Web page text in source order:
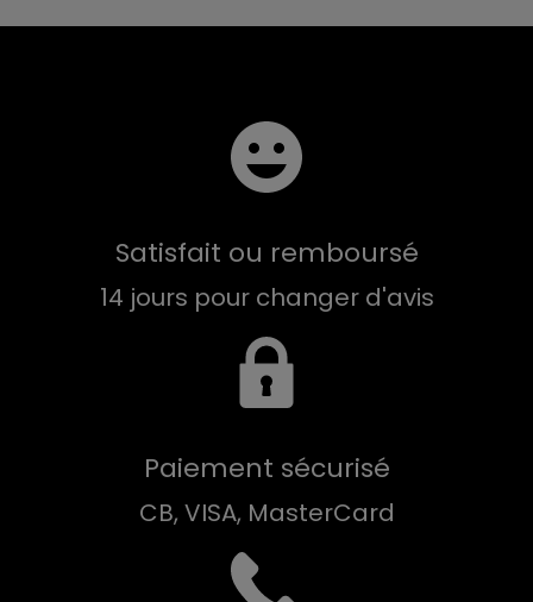
Satisfait ou remboursé
14 jours pour changer d'avis
Paiement sécurisé
CB, VISA, MasterCard